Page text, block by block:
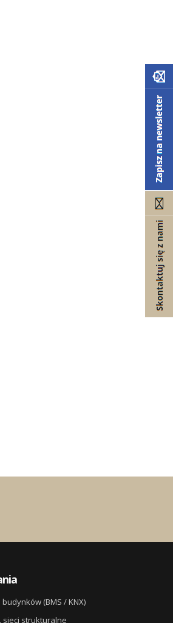
(BMS / KNX)
sieci strukturalne